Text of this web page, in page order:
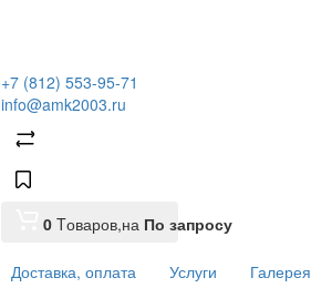
+7 (812) 553-95-71
info@amk2003.ru
0 Tоваров,на По запросу
Доставка, оплата Услуги Галерея